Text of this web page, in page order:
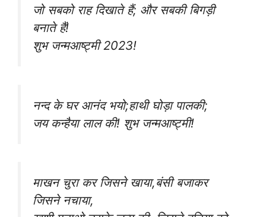
जो सबको राह दिखाते हैं; और सबकी बिगड़ी
बनाते हैं!
शुभ जन्मआष्ट्मी 2023!
नन्द के घर आनंद भयो;हाथी घोड़ा पालकी;
जय कन्हैया लाल की! शुभ जन्मआष्ट्मी!
माखन चुरा कर जिसने खाया,बंसी बजाकर
जिसने नचाया,